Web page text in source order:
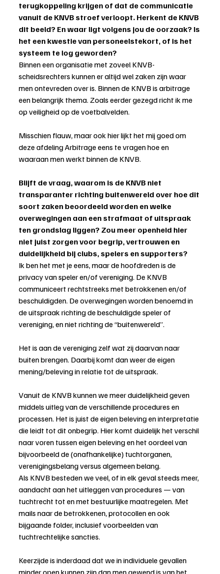
terugkoppeling krijgen of dat de communicatie
vanuit de KNVB stroef verloopt. Herkent de KNVB
dit beeld? En waar ligt volgens jou de oorzaak? Is
het een kwestie van personeelstekort, of is het
systeem te log geworden?
Binnen een organisatie met zoveel KNVB-
scheidsrechters kunnen er altijd wel zaken zijn waar
men ontevreden over is. Binnen de KNVB is arbitrage
een belangrijk thema. Zoals eerder gezegd richt ik me
op veiligheid op de voetbalvelden.
Misschien flauw, maar ook hier lijkt het mij goed om
deze afdeling Arbitrage eens te vragen hoe en
waaraan men werkt binnen de KNVB.
Blijft de vraag, waarom is de KNVB niet
transparanter richting buitenwereld over hoe dit
soort zaken beoordeeld worden en welke
overwegingen aan een strafmaat of uitspraak
ten grondslag liggen? Zou meer openheid hier
niet juist zorgen voor begrip, vertrouwen en
duidelijkheid bij clubs, spelers en supporters?
Ik ben het met je eens, maar de hoofdreden is de
privacy van speler en/of vereniging. De KNVB
communiceert rechtstreeks met betrokkenen en/of
beschuldigden. De overwegingen worden benoemd in
de uitspraak richting de beschuldigde speler of
vereniging, en niet richting de “buitenwereld”.
Het is aan de vereniging zelf wat zij daarvan naar
buiten brengen. Daarbij komt dan weer de eigen
mening/beleving in relatie tot de uitspraak.
Vanuit de KNVB kunnen we meer duidelijkheid geven
middels uitleg van de verschillende procedures en
processen. Het is juist de eigen beleving en interpretatie
die leidt tot dit onbegrip. Hier komt duidelijk het verschil
naar voren tussen eigen beleving en het oordeel van
bijvoorbeeld de (onafhankelijke) tuchtorganen,
verenigingsbelang versus algemeen belang.
Als KNVB besteden we veel, of in elk geval steeds meer,
aandacht aan het uitleggen van procedures — van
tuchtrecht tot en met bestuurlijke maatregelen. Met
mails naar de betrokkenen, protocollen en ook
bijgaande folder, inclusief voorbeelden van
tuchtrechtelijke sancties.
Keerzijde is inderdaad dat we in individuele gevallen